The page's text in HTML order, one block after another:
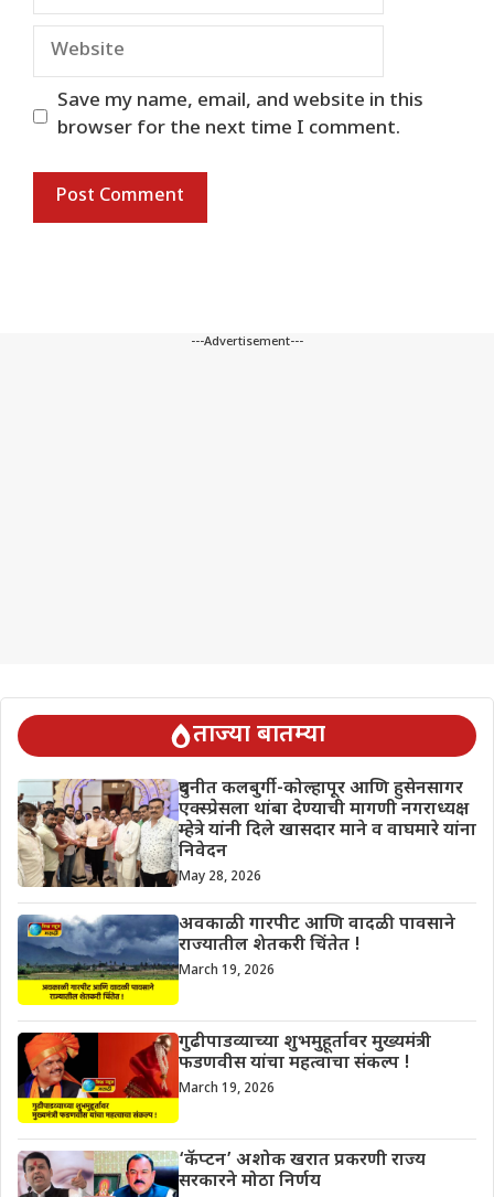
Website
Save my name, email, and website in this
browser for the next time I comment.
---Advertisement---
ताज्या बातम्या
दुधनीत कलबुर्गी-कोल्हापूर आणि हुसेनसागर
एक्स्प्रेसला थांबा देण्याची मागणी नगराध्यक्ष
म्हेत्रे यांनी दिले खासदार माने व वाघमारे यांना
निवेदन
May 28, 2026
अवकाळी गारपीट आणि वादळी पावसाने
राज्यातील शेतकरी चिंतेत !
March 19, 2026
गुढीपाडव्याच्या शुभमुहूर्तावर मुख्यमंत्री
फडणवीस यांचा महत्वाचा संकल्प !
March 19, 2026
‘कॅप्टन’ अशोक खरात प्रकरणी राज्य
सरकारने मोठा निर्णय